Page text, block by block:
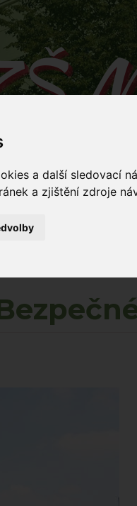
a další sledovací
a zjištění zdroje
v Mládí